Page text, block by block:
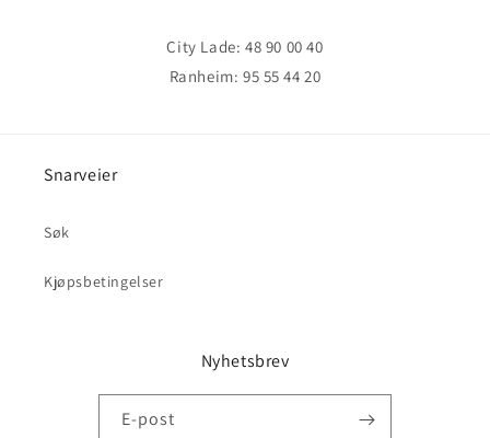
City Lade: 48 90 00 40
Ranheim: 95 55 44 20
Snarveier
Søk
Kjøpsbetingelser
Nyhetsbrev
E-post